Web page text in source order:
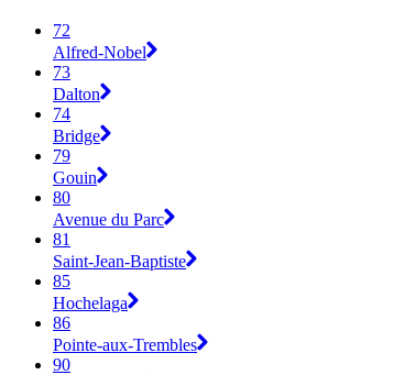
72
Alfred-Nobel
73
Dalton
74
Bridge
79
Gouin
80
Avenue du Parc
81
Saint-Jean-Baptiste
85
Hochelaga
86
Pointe-aux-Trembles
90